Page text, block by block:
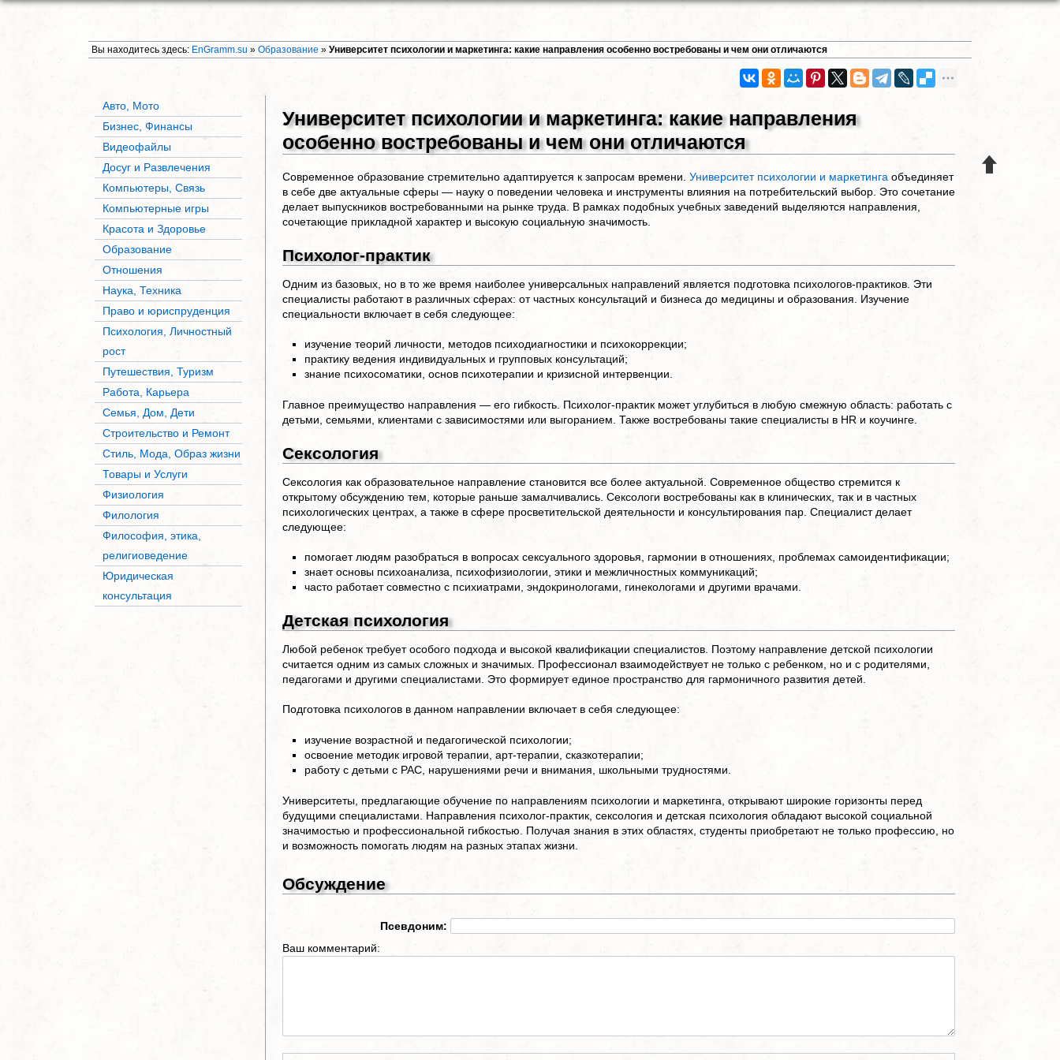
Вы находитесь здесь: EnGramm.su »Образование »Университет психологии и маркетинга: какие направления особенно востребованы и чем они отличаются
Авто, Мото
Бизнес, Финансы
Видеофайлы
Досуг и Развлечения
Компьютеры, Связь
Компьютерные игры
Красота и Здоровье
Образование
Отношения
Наука, Техника
Право и юриспруденция
Психология, Личностный
рост
Путешествия, Туризм
Работа, Карьера
Семья, Дом, Дети
Строительство и Ремонт
Стиль, Мода, Образ жизни
Товары и Услуги
Физиология
Филология
Философия, этика,
религиоведение
Юридическая
консультация
Университет психологии и маркетинга: какие направления
особенно востребованы и чем они отличаются
Современное образование стремительно адаптируется к запросам времени. Университет психологии и маркетинга объединяет
в себе две актуальные сферы — науку о поведении человека и инструменты влияния на потребительский выбор. Это сочетание
делает выпускников востребованными на рынке труда. В рамках подобных учебных заведений выделяются направления,
сочетающие прикладной характер и высокую социальную значимость.
Психолог-практик
Одним из базовых, но в то же время наиболее универсальных направлений является подготовка психологов-практиков. Эти
специалисты работают в различных сферах: от частных консультаций и бизнеса до медицины и образования. Изучение
специальности включает в себя следующее:
изучение теорий личности, методов психодиагностики и психокоррекции;
практику ведения индивидуальных и групповых консультаций;
знание психосоматики, основ психотерапии и кризисной интервенции.
Главное преимущество направления — его гибкость. Психолог-практик может углубиться в любую смежную область: работать с
детьми, семьями, клиентами с зависимостями или выгоранием. Также востребованы такие специалисты в HR и коучинге.
Сексология
Сексология как образовательное направление становится все более актуальной. Современное общество стремится к
открытому обсуждению тем, которые раньше замалчивались. Сексологи востребованы как в клинических, так и в частных
психологических центрах, а также в сфере просветительской деятельности и консультирования пар. Специалист делает
следующее:
помогает людям разобраться в вопросах сексуального здоровья, гармонии в отношениях, проблемах самоидентификации;
знает основы психоанализа, психофизиологии, этики и межличностных коммуникаций;
часто работает совместно с психиатрами, эндокринологами, гинекологами и другими врачами.
Детская психология
Любой ребенок требует особого подхода и высокой квалификации специалистов. Поэтому направление детской психологии
считается одним из самых сложных и значимых. Профессионал взаимодействует не только с ребенком, но и с родителями,
педагогами и другими специалистами. Это формирует единое пространство для гармоничного развития детей.
Подготовка психологов в данном направлении включает в себя следующее:
изучение возрастной и педагогической психологии;
освоение методик игровой терапии, арт-терапии, сказкотерапии;
работу с детьми с РАС, нарушениями речи и внимания, школьными трудностями.
Университеты, предлагающие обучение по направлениям психологии и маркетинга, открывают широкие горизонты перед
будущими специалистами. Направления психолог-практик, сексология и детская психология обладают высокой социальной
значимостью и профессиональной гибкостью. Получая знания в этих областях, студенты приобретают не только профессию, но
и возможность помогать людям на разных этапах жизни.
Обсуждение
Псевдоним:
Ваш комментарий: